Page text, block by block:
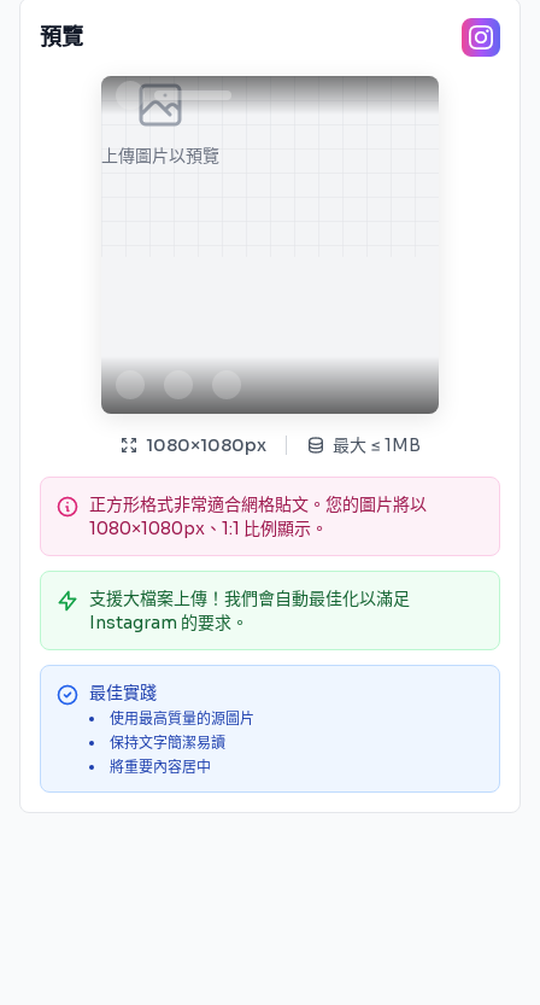
預覽
上傳圖片以預覽
1080×1080px 最大 ≤ 1MB
正方形格式非常適合網格貼文。您的圖片將以
1080×1080px、1:1 比例顯示。
支援大檔案上傳！我們會自動最佳化以滿足
Instagram 的要求。
最佳實踐
使用最高質量的源圖片
保持文字簡潔易讀
將重要內容居中